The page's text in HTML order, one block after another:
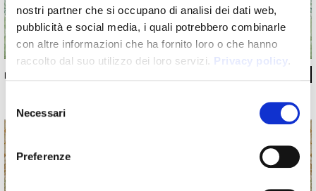
nostri partner che si occupano di analisi dei dati web,
pubblicità e social media, i quali potrebbero combinarle
con altre informazioni che ha fornito loro o che hanno
raccolto dal suo utilizzo dei loro servizi. Privacy policy.
del
consenso
Necessari
Preferenze
INKHEVQ19_03